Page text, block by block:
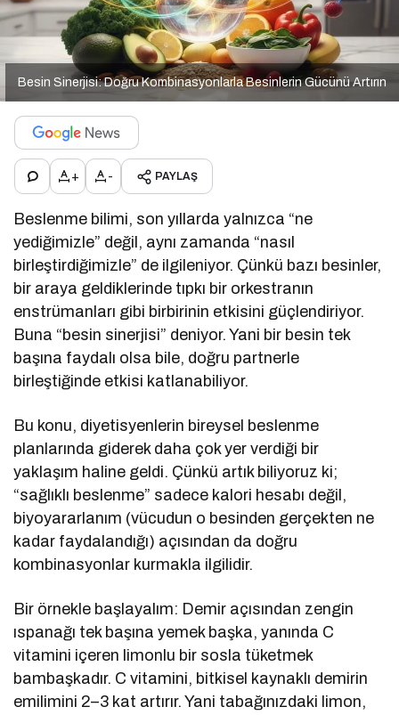
Besin Sinerjisi: Doğru Kombinasyonlarla Besinlerin Gücünü Artırın
+ - PAYLAŞ
Beslenme bilimi, son yıllarda yalnızca “ne
yediğimizle” değil, aynı zamanda “nasıl
birleştirdiğimizle” de ilgileniyor. Çünkü bazı besinler,
bir araya geldiklerinde tıpkı bir orkestranın
enstrümanları gibi birbirinin etkisini güçlendiriyor.
Buna “besin sinerjisi” deniyor. Yani bir besin tek
başına faydalı olsa bile, doğru partnerle
birleştiğinde etkisi katlanabiliyor.
Bu konu, diyetisyenlerin bireysel beslenme
planlarında giderek daha çok yer verdiği bir
yaklaşım haline geldi. Çünkü artık biliyoruz ki;
“sağlıklı beslenme” sadece kalori hesabı değil,
biyoyararlanım (vücudun o besinden gerçekten ne
kadar faydalandığı) açısından da doğru
kombinasyonlar kurmakla ilgilidir.
Bir örnekle başlayalım: Demir açısından zengin
ıspanağı tek başına yemek başka, yanında C
vitamini içeren limonlu bir sosla tüketmek
bambaşkadır. C vitamini, bitkisel kaynaklı demirin
emilimini 2–3 kat artırır. Yani tabağınızdaki limon,